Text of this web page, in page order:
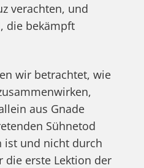
verachten, und
die bekämpft
wir betrachtet, wie
aus Gnade
Sühnetod
ist und nicht durch
die erste Lektion der